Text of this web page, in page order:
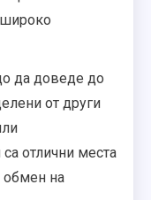
да доведе до
от други
отлични места
обмен на